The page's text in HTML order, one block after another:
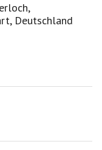
Deutschland